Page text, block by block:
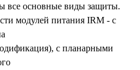
все основные виды защиты.
модулей питания IRM - с
с планарными